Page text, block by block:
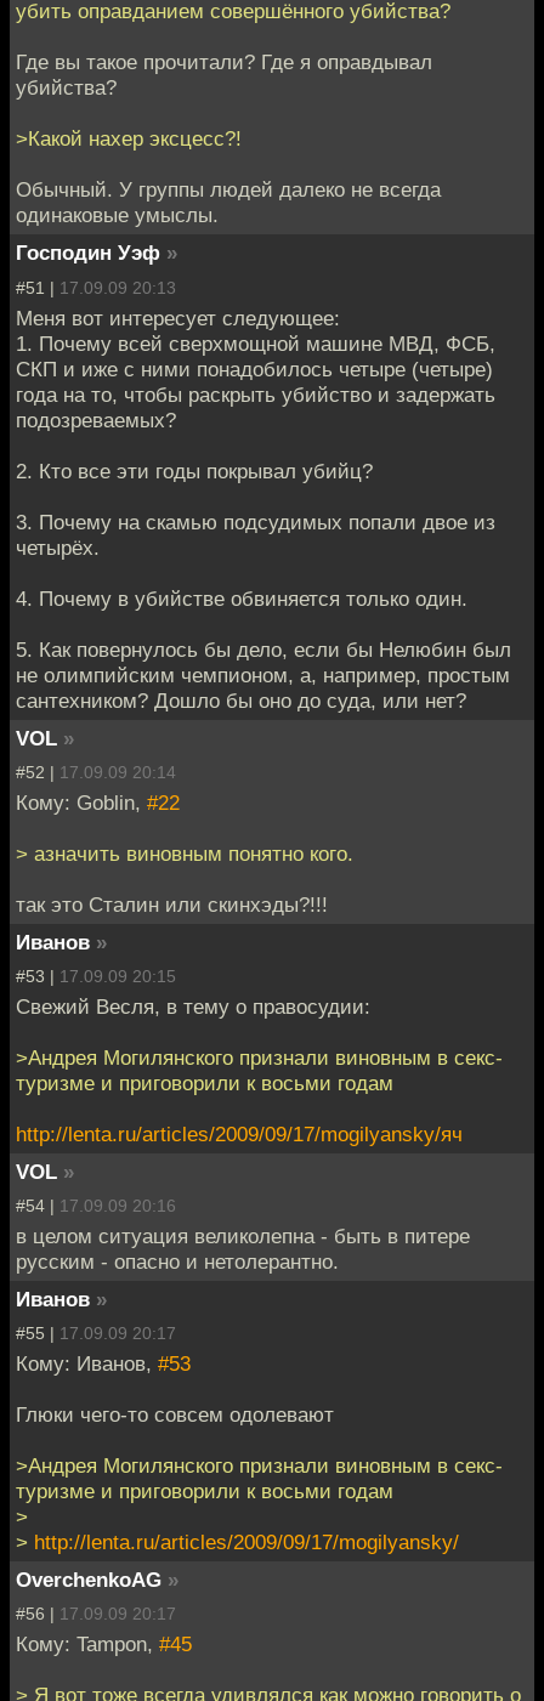
убить оправданием совершённого убийства?
Где вы такое прочитали? Где я оправдывал
убийства?
>Какой нахер эксцесс?!
Обычный. У группы людей далеко не всегда
одинаковые умыслы.
Господин Уэф »
#51 | 17.09.09 20:13
Меня вот интересует следующее:
1. Почему всей сверхмощной машине МВД, ФСБ,
СКП и иже с ними понадобилось четыре (четыре)
года на то, чтобы раскрыть убийство и задержать
подозреваемых?
2. Кто все эти годы покрывал убийц?
3. Почему на скамью подсудимых попали двое из
четырёх.
4. Почему в убийстве обвиняется только один.
5. Как повернулось бы дело, если бы Нелюбин был
не олимпийским чемпионом, а, например, простым
сантехником? Дошло бы оно до суда, или нет?
VOL »
#52 | 17.09.09 20:14
Кому: Goblin, #22
> азначить виновным понятно кого.
так это Сталин или скинхэды?!!!
Иванов »
#53 | 17.09.09 20:15
Свежий Весля, в тему о правосудии:
>Андрея Могилянского признали виновным в секс-
туризме и приговорили к восьми годам
http://lenta.ru/articles/2009/09/17/mogilyansky/яч
VOL »
#54 | 17.09.09 20:16
в целом ситуация великолепна - быть в питере
русским - опасно и нетолерантно.
Иванов »
#55 | 17.09.09 20:17
Кому: Иванов, #53
Глюки чего-то совсем одолевают
>Андрея Могилянского признали виновным в секс-
туризме и приговорили к восьми годам
>
> http://lenta.ru/articles/2009/09/17/mogilyansky/
OverchenkoAG »
#56 | 17.09.09 20:17
Кому: Tampon, #45
> Я вот тоже всегда удивлялся как можно говорить о